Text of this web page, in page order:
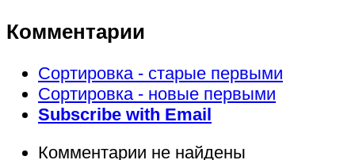
Комментарии
Сортировка - старые первыми
Сортировка - новые первыми
Subscribe with Email
Комментарии не найдены